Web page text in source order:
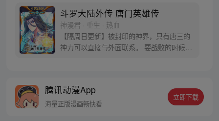
路？尽在一代神王至情追妻之旅，斗罗大陆
第五部，重生唐三!
斗罗大陆外传 唐门英雄传
神漫君 · 重生 · 热血
【隔周日更新】被封印的神界，只有唐三的
神力可以直接与外面联系。 要战败的时候，
战！
腾讯动漫App
海量正版漫画畅快看
立即下载